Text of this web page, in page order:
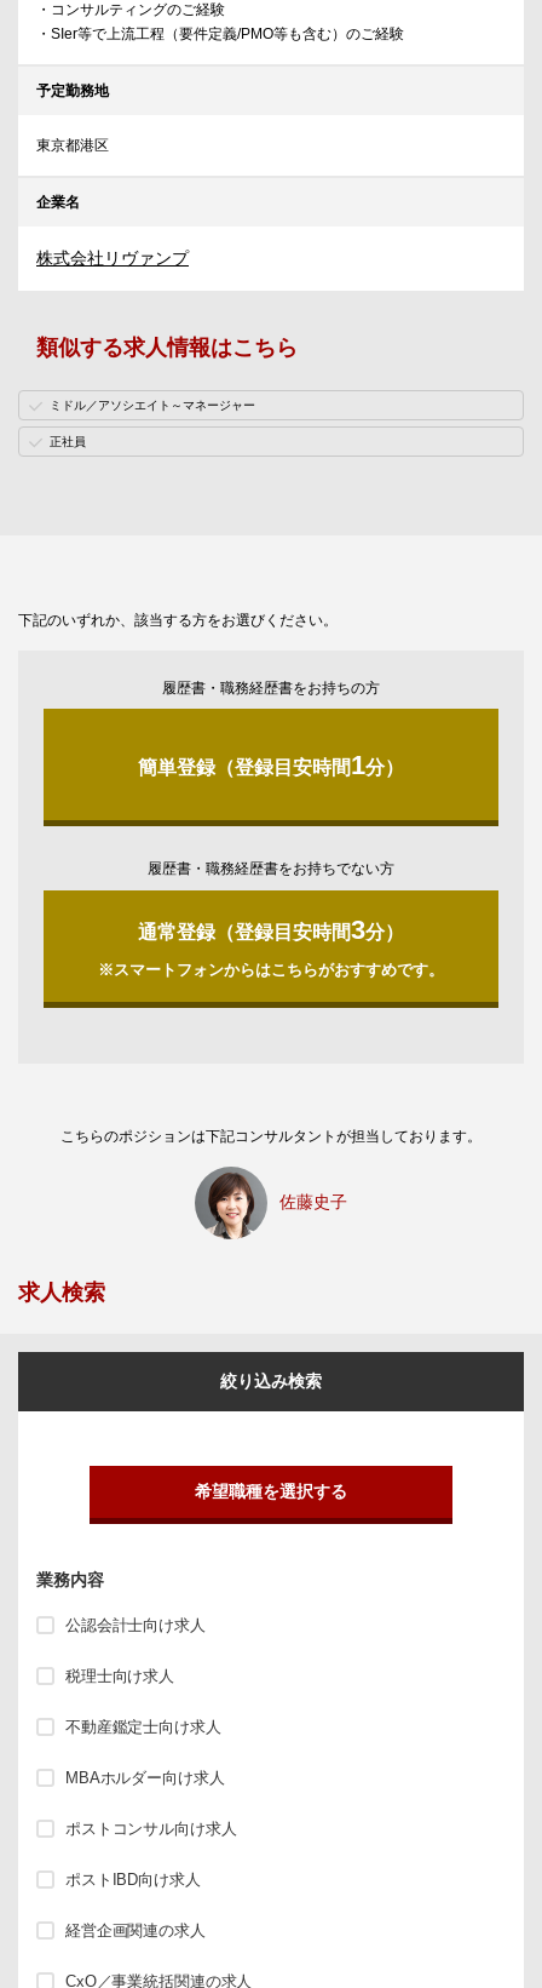
・コンサルティングのご経験
・SIer等で上流工程（要件定義/PMO等も含む）のご経験
予定勤務地
東京都港区
企業名
株式会社リヴァンプ
類似する求人情報はこちら
ミドル／アソシエイト～マネージャー
正社員
下記のいずれか、該当する方をお選びください。
履歴書・職務経歴書をお持ちの方
簡単登録（登録目安時間1分）
履歴書・職務経歴書をお持ちでない方
通常登録（登録目安時間3分）
※スマートフォンからはこちらがおすすめです。
こちらのポジションは下記コンサルタントが担当しております。
佐藤史子
求人検索
絞り込み検索
希望職種を選択する
業務内容
公認会計士向け求人
税理士向け求人
不動産鑑定士向け求人
MBAホルダー向け求人
ポストコンサル向け求人
ポストIBD向け求人
経営企画関連の求人
CxO／事業統括関連の求人